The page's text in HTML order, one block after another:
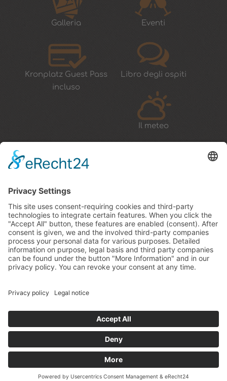
Galleria Eventi
Kronplatz Guest Pass
incluso
Libro degli ospiti
Il meteo
Rasteinerhof
Bürgstaller Elmar
Kahlerweg, 6
39030 39030 San Sigismondo / Chienes
Alto Adige – Italia
Tel.:0039 0474 56 95 02
E-Mail:info@rasteinerhof.it
P.IVA.: 03297810214
CIN : IT021021B5YCBTJE4A